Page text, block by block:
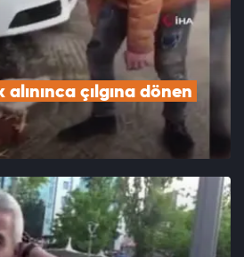
çılgına dönen